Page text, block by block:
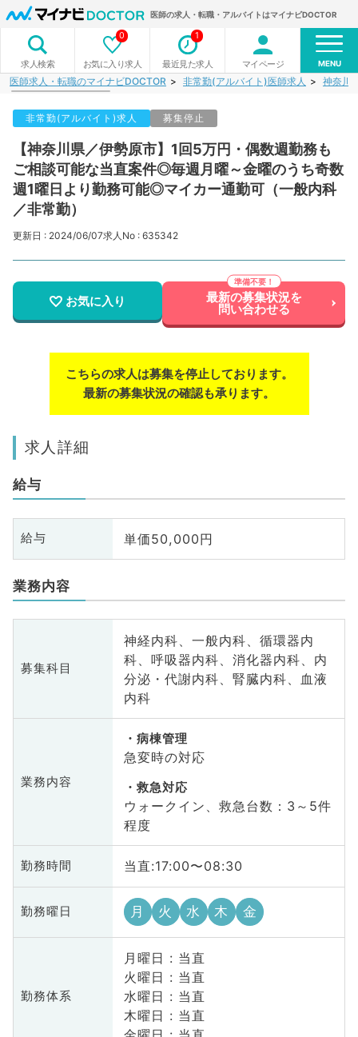
医師の求人・転職・アルバイトはマイナビDOCTOR
求人検索 お気に入り求人
0
最近見た求人
1
マイページ MENU
医師求人・転職のマイナビDOCTOR 非常勤(アルバイト)医師求人 神奈川
非常勤(アルバイト)求人 募集停止
【神奈川県／伊勢原市】1回5万円・偶数週勤務も
ご相談可能な当直案件◎毎週月曜～金曜のうち奇数
週1曜日より勤務可能◎マイカー通勤可（一般内科
／非常勤）
更新日 : 2024/06/07求人No : 635342
お気に入り 最新の募集状況を
問い合わせる
こちらの求人は募集を停止しております。
最新の募集状況の確認も承ります。
求人詳細
給与
給与 単価50,000円
業務内容
募集科目
神経内科、一般内科、循環器内
科、呼吸器内科、消化器内科、内
分泌・代謝内科、腎臓内科、血液
内科
業務内容
病棟管理
急変時の対応
救急対応
ウォークイン、救急台数：3～5件
程度
勤務時間 当直:17:00〜08:30
勤務曜日 月 火 水 木 金
勤務体系
月曜日 : 当直
火曜日 : 当直
水曜日 : 当直
木曜日 : 当直